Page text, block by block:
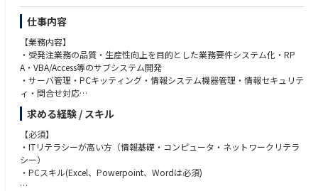
仕事内容
【業務内容】
・受発注業務の品質・生産性向上を目的とした業務要件システム化・RP
A・VBA/Access等のサブシステム開発
・サーバ管理・PCキッティング・情報システム機器管理・情報セキュリテ
ィ・問合せ対応
・同社のIT方針・戦略に伴う社内展開
・DX推進部署 立ち上げ 生成AIの活用による業務改善
【キャリアパス】
（１～3年）PCキッティング・システム運用保守・問合せ対応及び、販売
業務実務経験、VBAやRPAを利用した業務改善
（３～５年後）業務改善・改革当のシステム化対応プロジェクトに対し、
求める経験 / スキル
【必須】
・ITリテラシーが高い方（情報基礎・コンピュータ・ネットワークリテラ
シー）
・PCスキル(Excel、Powerpoint、Wordは必須)